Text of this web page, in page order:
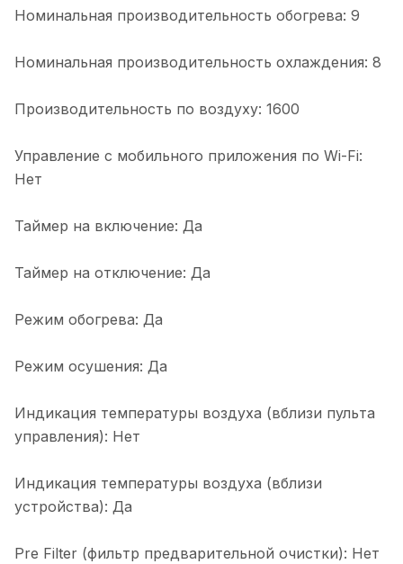
Номинальная производительность обогрева: 9
Номинальная производительность охлаждения: 8
Производительность по воздуху: 1600
Управление c мобильного приложения по Wi-Fi:
Нет
Таймер на включение: Да
Таймер на отключение: Да
Режим обогрева: Да
Режим осушения: Да
Индикация температуры воздуха (вблизи пульта
управления): Нет
Индикация температуры воздуха (вблизи
устройства): Да
Pre Filter (фильтр предварительной очистки): Нет